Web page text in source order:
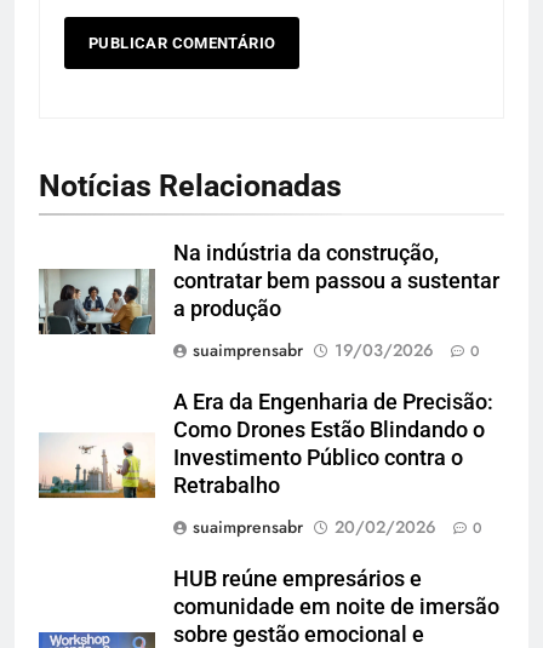
Notícias Relacionadas
Na indústria da construção,
contratar bem passou a sustentar
a produção
suaimprensabr
19/03/2026 0
A Era da Engenharia de Precisão:
Como Drones Estão Blindando o
Investimento Público contra o
Retrabalho
suaimprensabr
20/02/2026 0
HUB reúne empresários e
comunidade em noite de imersão
sobre gestão emocional e